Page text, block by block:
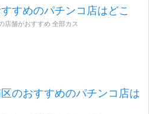
すめのパチンコ店はどこ
店舗がおすすめ 全部カス
のおすすめのパチンコ店は